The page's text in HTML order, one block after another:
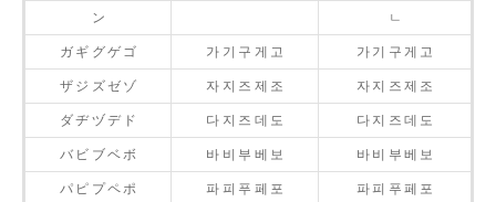
ン ㄴ
ガ ギ グ ゲ ゴ 가 기 구 게 고 가 기 구 게 고
ザ ジ ズ ゼ ゾ 자 지 즈 제 조 자 지 즈 제 조
ダ ヂ ヅ デ ド 다 지 즈 데 도 다 지 즈 데 도
バ ビ ブ ベ ボ 바 비 부 베 보 바 비 부 베 보
パ ピ プ ペ ポ 파 피 푸 페 포 파 피 푸 페 포